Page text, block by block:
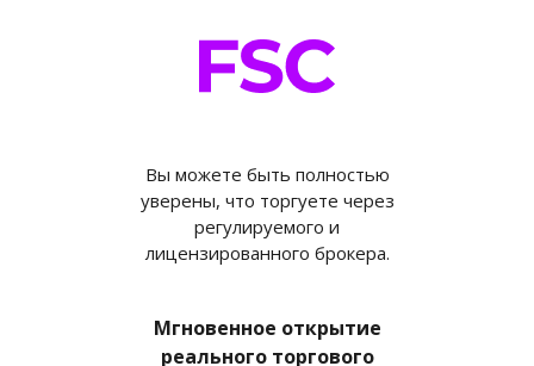
Вы можете быть полностью
уверены, что торгуете через
регулируемого и
лицензированного брокера.
Мгновенное открытие
реального торгового